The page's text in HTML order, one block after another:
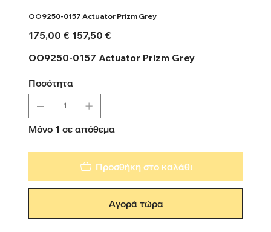
OO9250-0157 Actuator Prizm Grey
Αρχική
τιμή
175,00 €
Τιμή
έκπτωσης
157,50 €
OO9250-0157 Actuator Prizm Grey
Ποσότητα
Μόνο 1 σε απόθεμα
Προσθήκη στο καλάθι
Αγορά τώρα